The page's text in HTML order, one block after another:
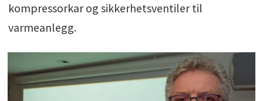
kompressorkar og sikkerhetsventiler til
varmeanlegg.